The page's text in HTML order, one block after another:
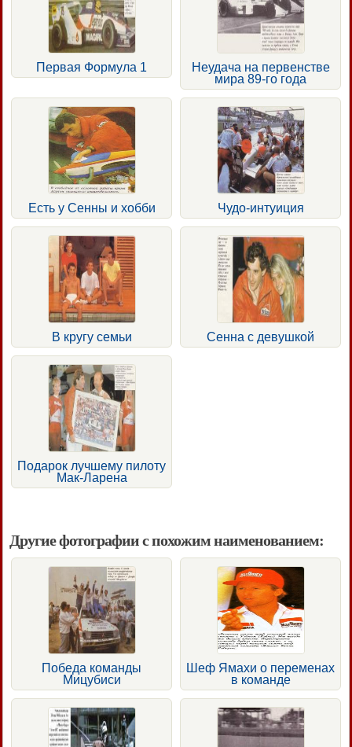
Первая Формула 1
Неудача на первенстве
мира 89-го года
Есть у Сенны и хобби Чудо-интуиция
В кругу семьи Сенна с девушкой
Подарок лучшему пилоту
Мак-Ларена
Другие фотографии с похожим наименованием:
Победа команды
Мицубиси
Шеф Ямахи о переменах
в команде